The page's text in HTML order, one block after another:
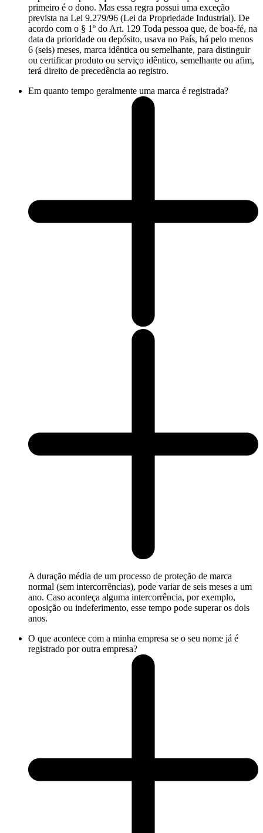
primeiro é o dono. Mas essa regra possui uma exceção
prevista na Lei 9.279/96 (Lei da Propriedade Industrial). De
acordo com o § 1º do Art. 129 Toda pessoa que, de boa-fé, na
data da prioridade ou depósito, usava no País, há pelo menos
6 (seis) meses, marca idêntica ou semelhante, para distinguir
ou certificar produto ou serviço idêntico, semelhante ou afim,
terá direito de precedência ao registro.
Em quanto tempo geralmente uma marca é registrada?
A duração média de um processo de proteção de marca
normal (sem intercorrências), pode variar de seis meses a um
ano. Caso aconteça alguma intercorrência, por exemplo,
oposição ou indeferimento, esse tempo pode superar os dois
anos.
O que acontece com a minha empresa se o seu nome já é
registrado por outra empresa?